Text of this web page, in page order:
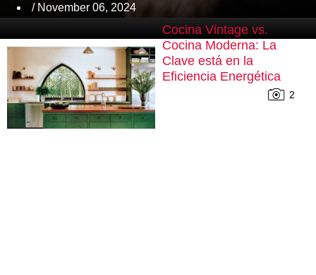
/ November 06, 2024
Cocina Vintage vs.
Cocina Moderna: La
Clave está en la
Eficiencia Energética
2